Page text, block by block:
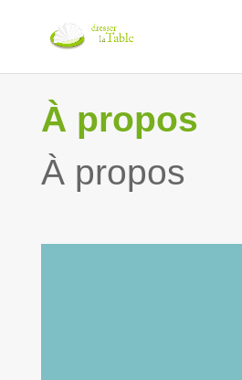
À propos
À propos